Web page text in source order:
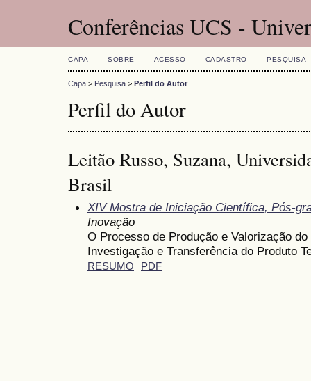
Conferências UCS -
CAPA SOBRE ACESSO CADASTRO PESQUISA
Capa > Pesquisa > Perfil do Autor
Perfil do Autor
Leitão Russo, Suzana,
Brasil
XIV Mostra de Iniciação Científica, Pós-
Inovação
O Processo de Produção e Valorização
Investigação e Transferência do Produto
RESUMO PDF